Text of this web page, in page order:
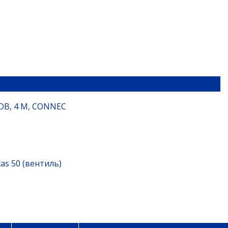
4 M, CONNEC
50 (вентиль)